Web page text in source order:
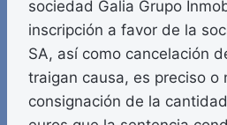
sociedad Galia Grupo
inscripción a favor de la
SA, así como cancelación
traigan causa, es preciso o
consignación de la